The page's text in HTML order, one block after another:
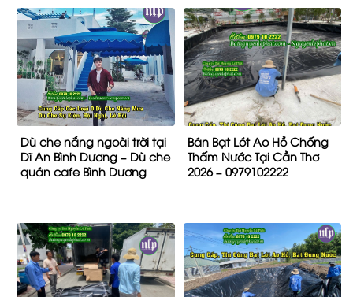
Dù che nắng ngoài trời tại
Dĩ An Bình Dương – Dù che
quán cafe Bình Dương
Bán Bạt Lót Ao Hồ Chống
Thấm Nước Tại Cần Thơ
2026 – 0979102222